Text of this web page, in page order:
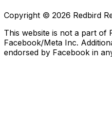
Copyright © 2026 Redbird
This website is not a part of
Facebook/Meta Inc.
endorsed by Facebook in